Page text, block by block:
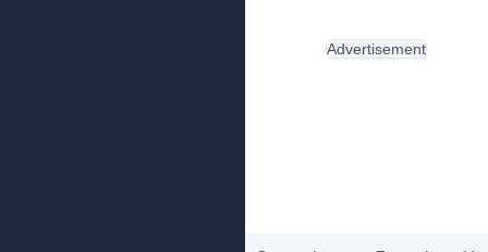
Advertisement